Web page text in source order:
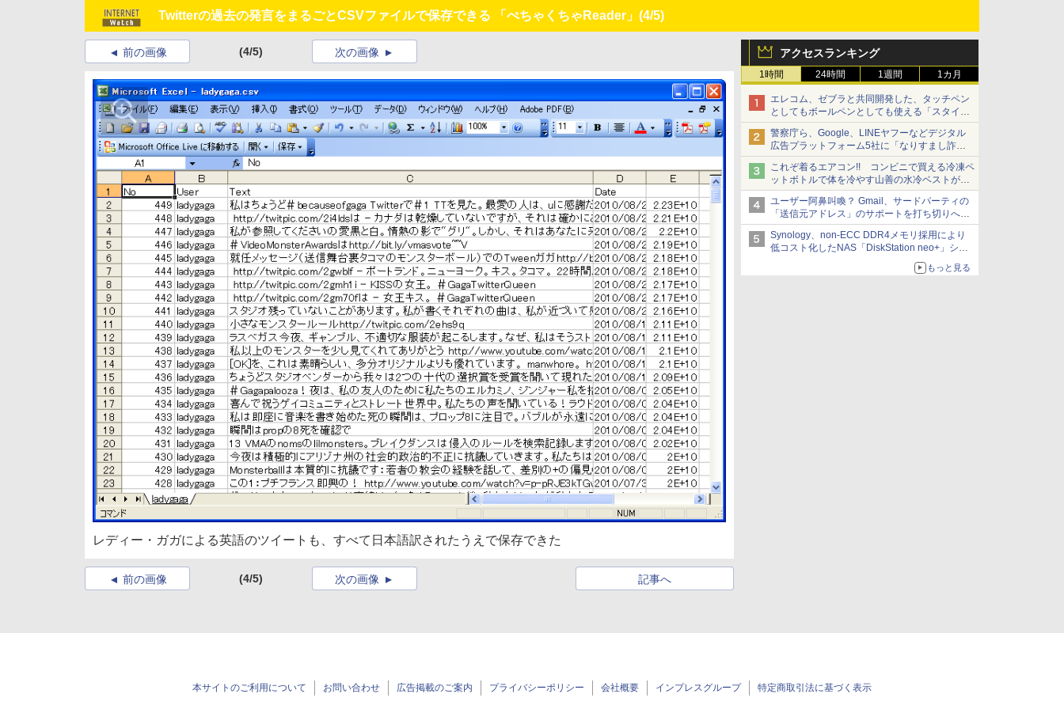
Twitterの過去の発言をまるごとCSVファイルで保存できる 「ぺちゃくちゃReader」 (4/5)
アクセスランキング
1時間 24時間 1週間 1カ月
エレコム、ゼブラと共同開発した、タッチペン
としてもボールペンとしても使える「スタイラ
スツーウェイ」発売 iPadにも紙にも、持ち替
えずに書き込める
警察庁ら、Google、LINEヤフーなどデジタル
広告プラットフォーム5社に「なりすまし詐欺
広告」対策強化を要請 著名人の写真や映像を
使った投資詐欺などへの対策として
これぞ着るエアコン!! コンビニで買える冷凍ペ
ットボトルで体を冷やす山善の水冷ベストがロ
ードバイクにちょうどいい【ぼっち・ざ・ろー
ど！その14】【空いた時間でなにしてる？】
ユーザー阿鼻叫喚？ Gmail、サードパーティの
「送信元アドレス」のサポートを打ち切りへ
【やじうまWatch】
Synology、non-ECC DDR4メモリ採用により
低コスト化したNAS「DiskStation neo+」シリ
ーズ 予算を抑えて導入でき、ECCメモリへの
もっと見る
前の画像 (4/5) 次の画像
レディー・ガガによる英語のツイートも、すべて日本語訳されたうえで保存できた
前の画像 (4/5) 記事へ
次の画像
本サイトのご利用について お問い合わせ 広告掲載のご案内 プライバシーポリシー 会社概要 インプレスグループ 特定商取引法に基づく表示